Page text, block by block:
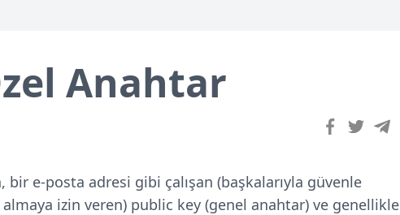
Anahtar
bir e-posta adresi gibi çalışan (başkalarıyla güvenle
izin veren) public key (genel anahtar) ve genellikle